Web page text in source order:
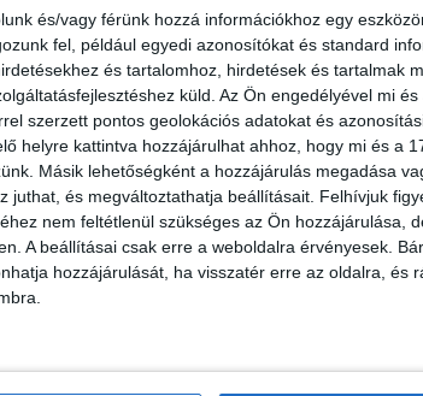
és/vagy férünk hozzá információkhoz egy
fel, például egyedi azonosítókat és standard
és tartalomhoz, hirdetések és tartalmak
küld. Az Ön engedélyével mi
szerzett pontos geolokációs adatokat és
helyre kattintva hozzájárulhat ahhoz, hogy mi és a
Másik lehetőségként a hozzájárulás megadása
juthat, és megváltoztathatja beállításait. Felhívjuk
nem feltétlenül szükséges az Ön hozzájárulása,
A beállításai csak erre a weboldalra érvényesek.
hozzájárulását, ha visszatér erre az oldalra, és